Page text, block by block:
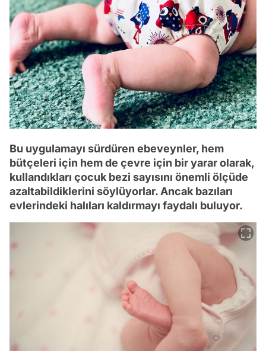
Bu uygulamayı sürdüren ebeveynler, hem
bütçeleri için hem de çevre için bir yarar olarak,
kullandıkları çocuk bezi sayısını önemli ölçüde
azaltabildiklerini söylüyorlar. Ancak bazıları
evlerindeki halıları kaldırmayı faydalı buluyor.